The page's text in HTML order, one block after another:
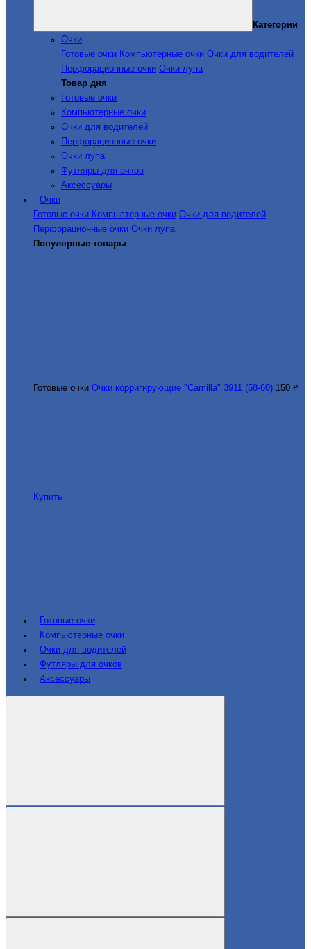
Категории
Очки
Готовые очки Компьютерные очки Очки для водителей
Перфорационные очки Очки лупа
Товар дня
Готовые очки
Компьютерные очки
Очки для водителей
Перфорационные очки
Очки лупа
Футляры для очков
Аксессуары
Очки
Готовые очки Компьютерные очки Очки для водителей
Перфорационные очки Очки лупа
Популярные товары
Готовые очки Очки корригирующие "Camilla" 3911 (58-60) 150 ₽
Купить
Готовые очки
Компьютерные очки
Очки для водителей
Футляры для очков
Аксессуары